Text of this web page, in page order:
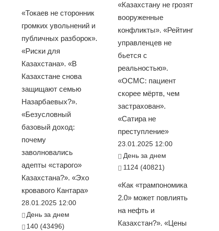
«Токаев не сторонник
громких увольнений и
публичных разборок».
«Риски для
Казахстана». «В
Казахстане снова
защищают семью
Назарбаевых?».
«Безусловный
базовый доход:
почему
заволновались
адепты «старого»
Казахстана?». «Эхо
кровавого Кантара»
28.01.2025 12:00
День за днем
140 (43496)
«Казахстану не грозят
вооруженные
конфликты». «Рейтинг
управленцев не
бьется с
реальностью».
«ОСМС: пациент
скорее мёртв, чем
застрахован».
«Сатира не
преступление»
23.01.2025 12:00
День за днем
1124 (40821)
«Как «трампономика
2.0» может повлиять
на нефть и
Казахстан?». «Цены